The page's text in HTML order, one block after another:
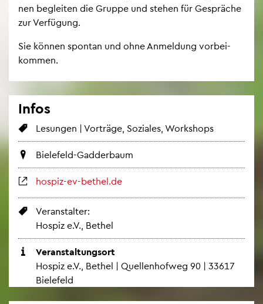
nen be­glei­ten die Grup­pe und ste­hen für Ge­sprä­che
zur Ver­fü­gung.
Sie kön­nen spon­tan und ohne An­mel­dung vor­bei­
kom­men.
Infos
Le­sun­gen | Vor­trä­ge, So­zia­les, Work­shops
Bie­le­feld-Gad­der­baum
hos­piz-ev-be­thel.de
Ver­an­stal­ter:
Hos­piz e.V., Be­thel
Ver­an­stal­tungs­ort
Hos­piz e.V., Be­thel | Quel­len­hof­weg 90 | 33617
Bie­le­feld